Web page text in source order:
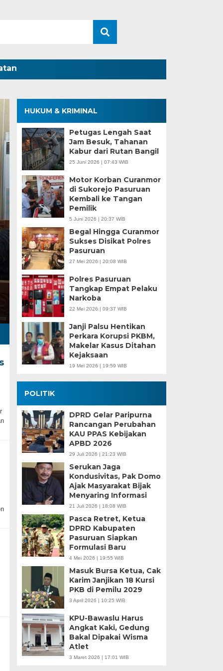
HUKUM & KRIMINAL
Petugas Lengah Saat
Jam Besuk, Tahanan
Kabur dari Rutan Bangil
25 Juni 2026 | 07:43 WIB
Motor Korban Curanmor
di Sukorejo Pasuruan
Kembali ke Tangan
Pemilik
5 Juni 2026 | 20:37 WIB
Begal Hingga Curanmor
Sukses Disikat Polres
Pasuruan
27 Mei 2026 | 20:08 WIB
Polres Pasuruan
Tangkap Empat Pelaku
Narkoba
22 Mei 2026 | 09:37 WIB
Janji Palsu Hentikan
Perkara Korupsi PKBM,
Makelar Kasus Ditahan
Kejaksaan
19 Mei 2026 | 19:59 WIB
POLITIK
DPRD Gelar Paripurna
Rancangan Perubahan
KAU PPAS Kebijakan
APBD 2026
29 Juli 2026 | 21:23 WIB
Serukan Jaga
Kondusivitas, Pak Domo
Ajak Masyarakat Bijak
Menyaring Informasi
21 Juli 2026 | 18:08 WIB
Pasca Retret, Ketua
DPRD Kabupaten
Pasuruan Siapkan
Formulasi Baru
4 Mei 2026 | 19:55 WIB
Masuk Bursa Ketua, Cak
Karim Janjikan 18 Kursi
PKB di Pemilu 2029
3 April 2026 | 10:25 WIB
KPU-Bawaslu Harus
Angkat Kaki, Gedung
Bakal Dipakai Wisma
Atlet
3 Maret 2026 | 17:01 WIB